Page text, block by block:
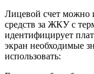
Лицевой счет можно
средств за ЖКУ с
идентифицирует
экран необходимые
использовать: